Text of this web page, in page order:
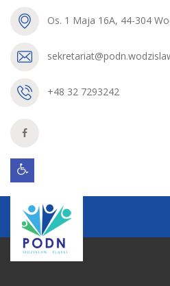
Os. 1 Maja 16A, 44-304
+48 32 7293242